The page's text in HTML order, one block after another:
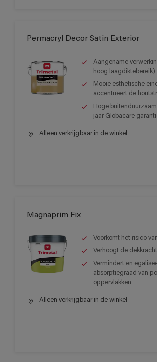
Permacryl Decor Satin Exterior
Aangename
hoog laagdiktebereik)
Mooie esthetische
accentueert de
Hoge
jaar Globacare
Alleen verkrijgbaar in de winkel
Magnaprim Fix
Voorkomt het risico
Verhoogt de dekkracht
Vermindert en
absorptiegraad van
oppervlakken
Alleen verkrijgbaar in de winkel